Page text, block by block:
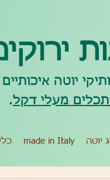
יוטה איכותיים
מעלי דקל.
יוטה made in Italy